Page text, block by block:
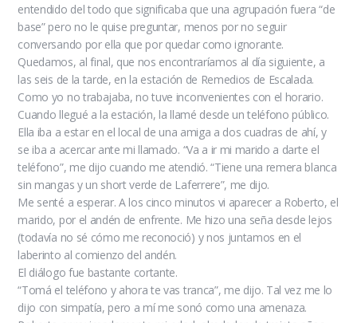
entendido del todo que significaba que una agrupación fuera “de
base” pero no le quise preguntar, menos por no seguir
conversando por ella que por quedar como ignorante.
Quedamos, al final, que nos encontraríamos al día siguiente, a
las seis de la tarde, en la estación de Remedios de Escalada.
Como yo no trabajaba, no tuve inconvenientes con el horario.
Cuando llegué a la estación, la llamé desde un teléfono público.
Ella iba a estar en el local de una amiga a dos cuadras de ahí, y
se iba a acercar ante mi llamado. “Va a ir mi marido a darte el
teléfono”, me dijo cuando me atendió. “Tiene una remera blanca
sin mangas y un short verde de Laferrere”, me dijo.
Me senté a esperar. A los cinco minutos vi aparecer a Roberto, el
marido, por el andén de enfrente. Me hizo una seña desde lejos
(todavía no sé cómo me reconoció) y nos juntamos en el
laberinto al comienzo del andén.
El diálogo fue bastante cortante.
“Tomá el teléfono y ahora te vas tranca”, me dijo. Tal vez me lo
dijo con simpatía, pero a mí me sonó como una amenaza.